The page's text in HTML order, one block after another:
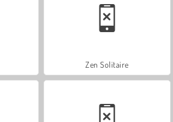
Zen Solitaire